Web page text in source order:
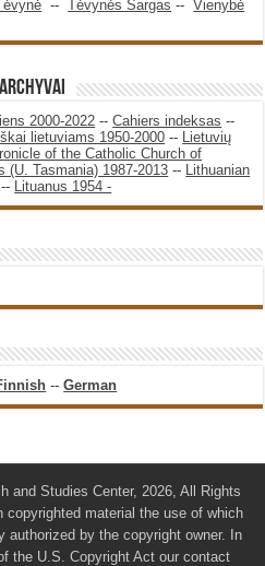
--Tėvynės Sargas --Vienybė
2000-2022 --Cahiers indeksas --
lietuviams 1950-2000 -- Lietuvių
of the Catholic Church of
(U. Tasmania) 1987-2013 -- Lithuanian
-- Lituanus 1954 -
--German
and Studies Center, 2026, All Rights
material the use of which
authorized by the copyright owner. In
the U.S. Copyright Act our contact